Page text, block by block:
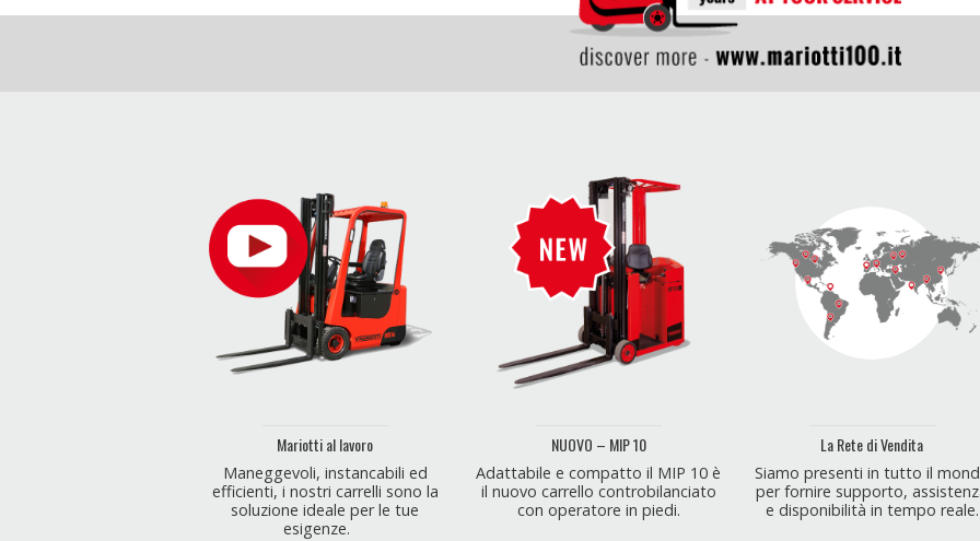
Mariotti al lavoro
Maneggevoli, instancabili ed
efficienti, i nostri carrelli sono la
soluzione ideale per le tue
esigenze.
NUOVO – MIP 10
Adattabile e compatto il MIP 10 è
il nuovo carrello controbilanciato
con operatore in piedi.
La Rete di Vendita
Siamo presenti in tutto il
per fornire supporto,
e disponibilità in tempo reale.